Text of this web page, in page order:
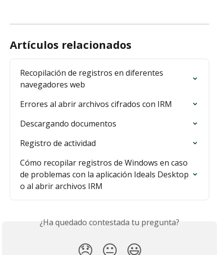
Artículos relacionados
Recopilación de registros en diferentes
navegadores web
Errores al abrir archivos cifrados con IRM
Descargando documentos
Registro de actividad
Cómo recopilar registros de Windows en caso
de problemas con la aplicación Ideals Desktop
o al abrir archivos IRM
¿Ha quedado contestada tu pregunta?
😞 😐 😃